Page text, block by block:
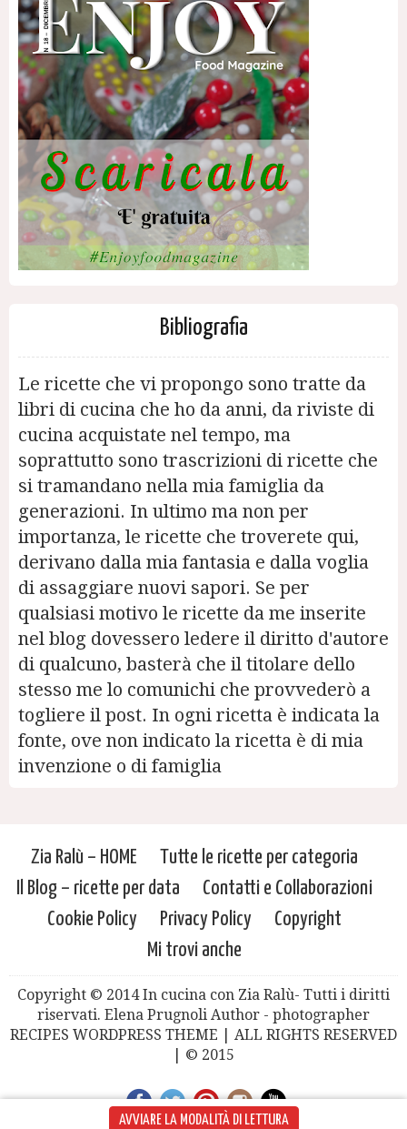
AVVIARE LA MODALITÀ DI LETTURA
Bibliografia
Le ricette che vi propongo sono tratte da
libri di cucina che ho da anni, da riviste di
cucina acquistate nel tempo, ma
soprattutto sono trascrizioni di ricette che
si tramandano nella mia famiglia da
generazioni. In ultimo ma non per
importanza, le ricette che troverete qui,
derivano dalla mia fantasia e dalla voglia
di assaggiare nuovi sapori. Se per
qualsiasi motivo le ricette da me inserite
nel blog dovessero ledere il diritto d'autore
di qualcuno, basterà che il titolare dello
stesso me lo comunichi che provvederò a
togliere il post. In ogni ricetta è indicata la
fonte, ove non indicato la ricetta è di mia
invenzione o di famiglia
Zia Ralù – HOME
Tutte le ricette per categoria
Il Blog – ricette per data
Contatti e Collaborazioni
Cookie Policy
Privacy Policy
Copyright
Mi trovi anche
Copyright © 2014 In cucina con Zia Ralù- Tutti i diritti
riservati. Elena Prugnoli Author - photographer
RECIPES WORDPRESS THEME | ALL RIGHTS RESERVED
| © 2015